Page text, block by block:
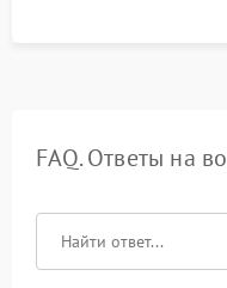
FAQ. Ответы на